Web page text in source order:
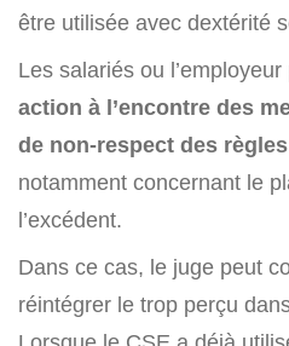
être utilisée avec dextérité
Les salariés ou
action à l’encontre des
de non-respect des
notamment concernant le
l’excédent.
Dans ce cas, le juge peut
réintégrer le trop perçu